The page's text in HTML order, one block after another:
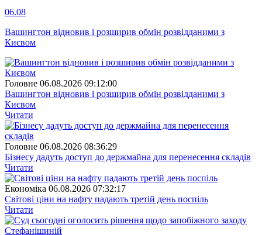
06.08
Вашингтон відновив і розширив обмін розвідданими з
Києвом
Головне 06.08.2026 09:12:00
Вашингтон відновив і розширив обмін розвідданими з
Києвом
Читати
Головне 06.08.2026 08:36:29
Бізнесу дадуть доступ до держмайна для перенесення складів
Читати
Економіка 06.08.2026 07:32:17
Світові ціни на нафту падають третій день поспіль
Читати